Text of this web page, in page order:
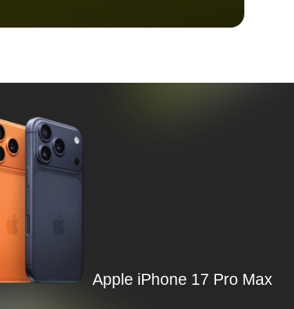
Apple iPhone 17 Pro Max